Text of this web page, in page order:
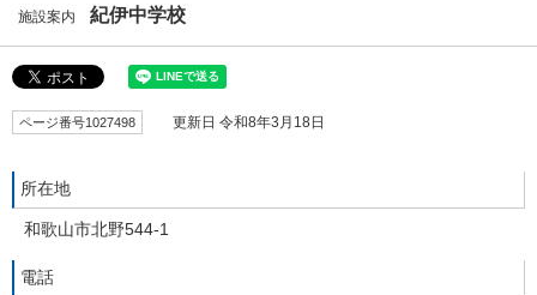
施設案内 紀伊中学校
ページ番号1027498 更新日 令和8年3月18日
所在地
和歌山市北野544-1
電話